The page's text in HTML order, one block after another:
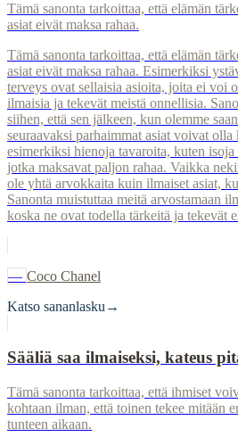
Tämä sanonta tarkoittaa, että elämän
asiat eivät maksa rahaa.
Tämä sanonta tarkoittaa, että elämän
asiat eivät maksa rahaa. Esimerkiksi
terveys ovat sellaisia asioita, joita ei voi
ilmaisia ja tekevät meistä onnellisia.
siihen, että sen jälkeen, kun olemme
seuraavaksi parhaimmat asiat voivat
esimerkiksi hienoja tavaroita, kuten
jotka maksavat paljon rahaa. Vaikka
ole yhtä arvokkaita kuin ilmaiset asiat,
Sanonta muistuttaa meitä arvostamaan
koska ne ovat todella tärkeitä ja tekevät
— Coco Chanel
Katso sananlasku →
Sääliä saa ilmaiseksi, kateus
Tämä sanonta tarkoittaa, että ihmiset
kohtaan ilman, että toinen tekee mitään
tunteen aikaan.